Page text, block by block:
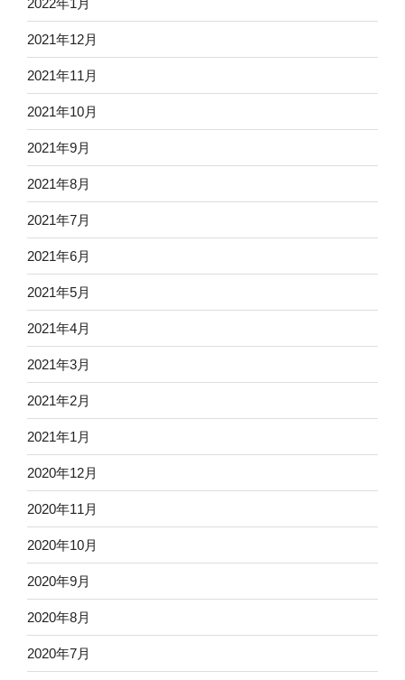
2021年12月
2021年11月
2021年10月
2021年9月
2021年8月
2021年7月
2021年6月
2021年5月
2021年4月
2021年3月
2021年2月
2021年1月
2020年12月
2020年11月
2020年10月
2020年9月
2020年8月
2020年7月